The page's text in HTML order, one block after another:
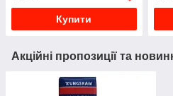
Купити
Акційні пропозиції та